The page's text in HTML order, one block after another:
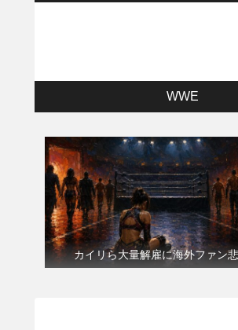
WWE
カイリら大量解雇に海外ファン